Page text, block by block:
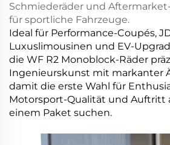
Schmiederäder und
für sportliche Fahrzeuge.
Ideal für Performance-Coupés,
Luxuslimousinen und EV-
die WF R2 Monoblock-Räder
Ingenieurskunst mit markanter
damit die erste Wahl für
Motorsport-Qualität und Auftritt
einem Paket suchen.